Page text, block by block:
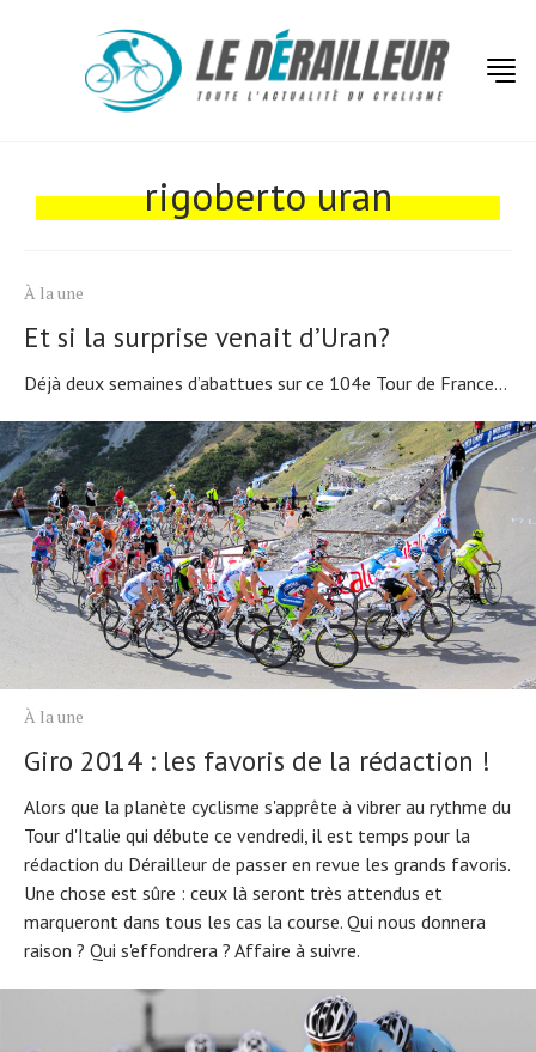
rigoberto uran
À la une
Et si la surprise venait d’Uran?
Déjà deux semaines d’abattues sur ce 104e Tour de France...
À la une
Giro 2014 : les favoris de la rédaction !
Alors que la planète cyclisme s'apprête à vibrer au rythme du
Tour d'Italie qui débute ce vendredi, il est temps pour la
rédaction du Dérailleur de passer en revue les grands favoris.
Une chose est sûre : ceux là seront très attendus et
marqueront dans tous les cas la course. Qui nous donnera
raison ? Qui s'effondrera ? Affaire à suivre.
Actualités
Technologies
Tests de produits
Conseils
Tendances
Tous nos articles
À propos